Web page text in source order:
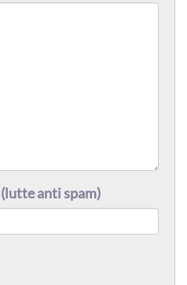
(lutte anti spam)